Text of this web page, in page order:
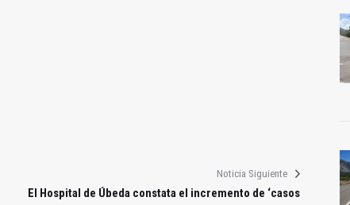
Noticia Siguiente
El Hospital de Úbeda constata el incremento de ‘casos